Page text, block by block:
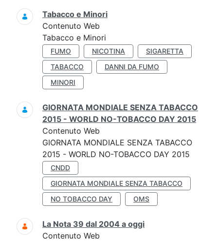
Tabacco e Minori
Contenuto Web
Tabacco e Minori
FUMO NICOTINA
SIGARETTA
TABACCO
DANNI DA FUMO
MINORI
GIORNATA MONDIALE SENZA TABACCO
2015 - WORLD NO-TOBACCO DAY 2015
Contenuto Web
GIORNATA MONDIALE SENZA TABACCO
2015 - WORLD NO-TOBACCO DAY 2015
CNDD
GIORNATA MONDIALE SENZA TABACCO
NO TOBACCO DAY
OMS
La Nota 39 dal 2004 a oggi
Contenuto Web